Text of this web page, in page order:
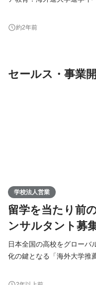
走します！ご安心ください。 シンポジウム開催の様子と趣旨 ＜日
進学のご経験を
約2年前
セールス・事業
学校法人営業
留学を当たり前
ンサルタント募
日本全国の高校をグローバル化
化の鍵となる「海外大学推
します。 まだまだ日本は、卒業後に日本の大学しか考えていない